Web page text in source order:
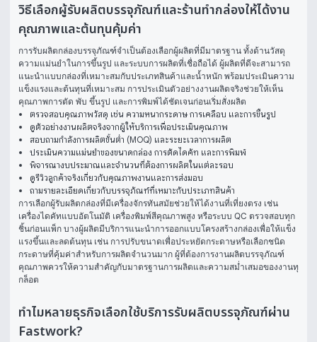
วิธีเลือกผู้รับผลิตบรรจุภัณฑ์และร้านทำกล่องให้ได้งาน
คุณภาพและต้นทุนคุ้มค่า
การรับผลิตกล่องบรรจุภัณฑ์จำเป็นต้องเลือกผู้ผลิตที่มีมาตรฐาน ทั้งด้านวัสดุ
ความแม่นยำในการขึ้นรูป และระบบการผลิตที่เชื่อถือได้ ผู้ผลิตที่ดีจะสามารถ
แนะนำแบบกล่องที่เหมาะสมกับประเภทสินค้าและน้ำหนัก พร้อมประเมินความ
แข็งแรงและต้นทุนที่เหมาะสม การประเมินตัวอย่างงานผลิตจริงช่วยให้เห็น
คุณภาพการตัด พับ ขึ้นรูป และการพิมพ์ได้ชัดเจนก่อนเริ่มสั่งผลิต
ตรวจสอบคุณภาพวัสดุ เช่น ความหนากระดาษ การเคลือบ และการขึ้นรูป
ดูตัวอย่างงานผลิตจริงจากผู้ให้บริการเพื่อประเมินคุณภาพ
สอบถามกำลังการผลิตขั้นต่ำ (MOQ) และระยะเวลาการผลิต
ประเมินความแม่นยำของขนาดกล่อง การตัดไดคัท และการพิมพ์
พิจารณางบประมาณและจำนวนที่ต้องการผลิตในแต่ละรอบ
ดูรีวิวลูกค้าจริงเกี่ยวกับคุณภาพงานและการส่งมอบ
ถามรายละเอียดเกี่ยวกับบรรจุภัณฑ์ที่เหมาะกับประเภทสินค้า
การเลือกผู้รับผลิตกล่องที่มีเครื่องจักรทันสมัยช่วยให้ได้งานที่เที่ยงตรง เช่น
เครื่องไดคัทแบบอัตโนมัติ เครื่องพิมพ์สีคุณภาพสูง หรือระบบ QC ตรวจสอบทุก
ชิ้นก่อนแพ็ก บางผู้ผลิตมีบริการแนะนำการออกแบบโครงสร้างกล่องเพื่อให้แข็ง
แรงขึ้นและลดต้นทุน เช่น การปรับขนาดเพื่อประหยัดกระดาษหรือเลือกชนิด
กระดาษที่คุ้มค่าสำหรับการผลิตจำนวนมาก ผู้ที่ต้องการงานผลิตบรรจุภัณฑ์
คุณภาพควรให้ความสำคัญกับมาตรฐานการผลิตและความสม่ำเสมอของงานทุ
กล็อต
ทำไมหลายธุรกิจเลือกใช้บริการรับผลิตบรรจุภัณฑ์ผ่าน
Fastwork?